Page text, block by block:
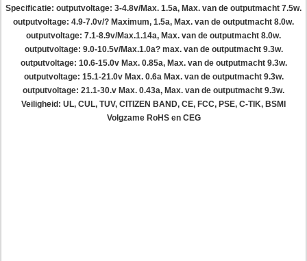
Specificatie: outputvoltage: 3-4.8v/Max. 1.5a, Max. van de outputmacht 7.5w.
outputvoltage: 4.9-7.0v/? Maximum, 1.5a, Max. van de outputmacht 8.0w.
outputvoltage: 7.1-8.9v/Max.1.14a, Max. van de outputmacht 8.0w.
outputvoltage: 9.0-10.5v/Max.1.0a? max. van de outputmacht 9.3w.
outputvoltage: 10.6-15.0v Max. 0.85a, Max. van de outputmacht 9.3w.
outputvoltage: 15.1-21.0v Max. 0.6a Max. van de outputmacht 9.3w.
outputvoltage: 21.1-30.v Max. 0.43a, Max. van de outputmacht 9.3w.
Veiligheid: UL, CUL, TUV, CITIZEN BAND, CE, FCC, PSE, C-TIK, BSMI
Volgzame RoHS en CEG